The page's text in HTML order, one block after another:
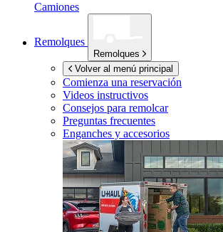
Camiones
Remolques
Remolques
Volver al menú principal
Comienza una reservación
Videos instructivos
Consejos para remolcar
Preguntas frecuentes
Enganches y accesorios